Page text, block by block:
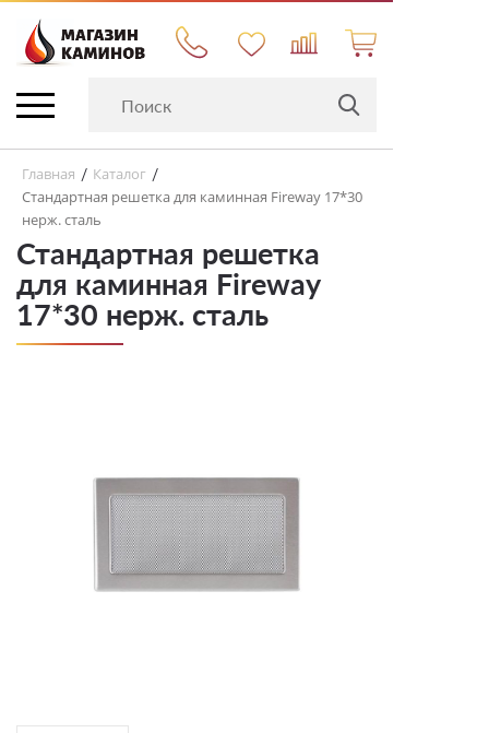
Главная / Каталог /
Стандартная решетка для каминная Fireway 17*30
нерж. сталь
Стандартная решетка
для каминная Fireway
17*30 нерж. сталь